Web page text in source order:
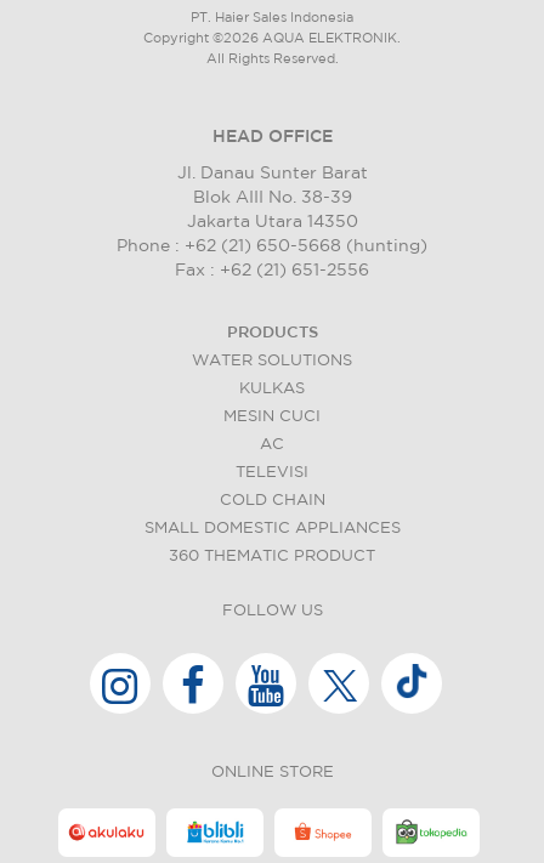
PT. Haier Sales Indonesia
Copyright ©2026 AQUA ELEKTRONIK.
All Rights Reserved.
HEAD OFFICE
Jl. Danau Sunter Barat
Blok AIII No. 38-39
Jakarta Utara 14350
Phone : +62 (21) 650-5668 (hunting)
Fax : +62 (21) 651-2556
PRODUCTS
WATER SOLUTIONS
KULKAS
MESIN CUCI
AC
TELEVISI
COLD CHAIN
SMALL DOMESTIC APPLIANCES
360 THEMATIC PRODUCT
FOLLOW US
ONLINE STORE